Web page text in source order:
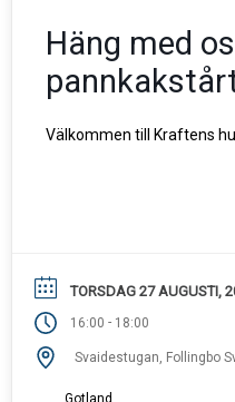
Häng med
Välkommen till Kraftens
TORSDAG 27 AUGUSTI,
16:00 - 18:00
Svaidestugan, Follingbo
Gotland